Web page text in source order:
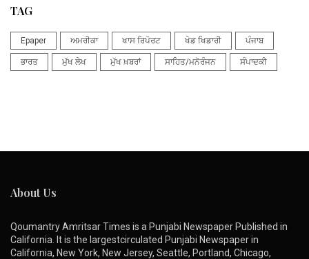
TAG
Epaper ਅਮਰੀਕਾ ਖਾਸ ਰਿਪੋਰਟ ਖੇਡ ਖਿਡਾਰੀ ਪੰਜਾਬ
ਭਾਰਤ ਮੁੱਖ ਲੇਖ ਮੁੱਖ ਖ਼ਬਰਾਂ ਸਾਹਿਤ/ਮਨੋਰੰਜਨ ਸੰਪਾਦਕੀ
About Us
Qoumantry Amritsar Times is a Punjabi Newspaper Published in
California. It is the largestcirculated Punjabi Newspaper in
California, New York, New Jersey, Seattle, Portland, Chicago,